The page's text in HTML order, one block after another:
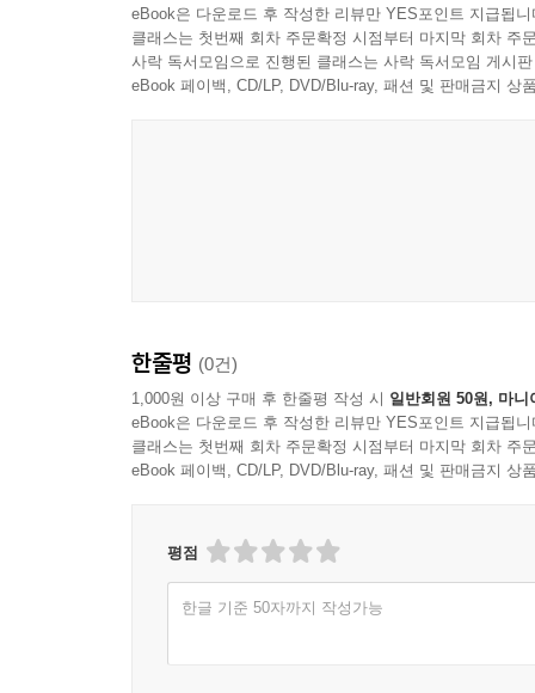
eBook은 다운로드 후 작성한 리뷰만 YES포인트 지급됩니
클래스는 첫번째 회차 주문확정 시점부터 마지막 회차 주
사락 독서모임으로 진행된 클래스는 사락 독서모임 게시
eBook 페이백, CD/LP, DVD/Blu-ray, 패션 및 판매금지 상
한줄평 (0건)
1,000원 이상 구매 후 한줄평 작성 시 일반회원 50원, 마니
eBook은 다운로드 후 작성한 리뷰만 YES포인트 지급됩니
클래스는 첫번째 회차 주문확정 시점부터 마지막 회차 주
eBook 페이백, CD/LP, DVD/Blu-ray, 패션 및 판매금지 상
평점
한글 기준 50자까지 작성가능